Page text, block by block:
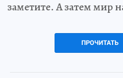
заметите. А затем мир
ПРОЧИТАТЬ